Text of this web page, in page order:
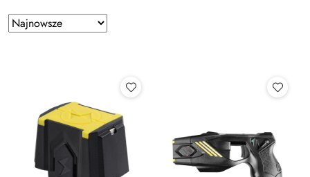
Zastosowano
sortowanie:
Sortuj
według